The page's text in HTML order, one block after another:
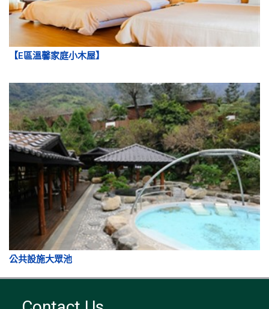
公共設施大眾池
Contact Us